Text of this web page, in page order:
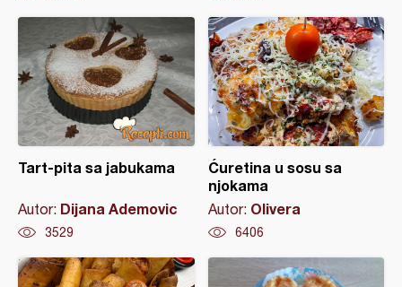
Tart-pita sa jabukama
Autor: Dijana Ademovic
3529
Ćuretina u sosu sa
njokama
Autor: Olivera
6406